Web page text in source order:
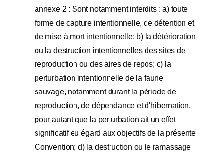
annexe 2 : Sont notamment interdits : a) toute
forme de capture intentionnelle, de détention et
de mise à mort intentionnelle; b) la détérioration
ou la destruction intentionnelles des sites de
reproduction ou des aires de repos; c) la
perturbation intentionnelle de la faune
sauvage, notamment durant la période de
reproduction, de dépendance et d'hibernation,
pour autant que la perturbation ait un effet
significatif eu égard aux objectifs de la présente
Convention; d) la destruction ou le ramassage